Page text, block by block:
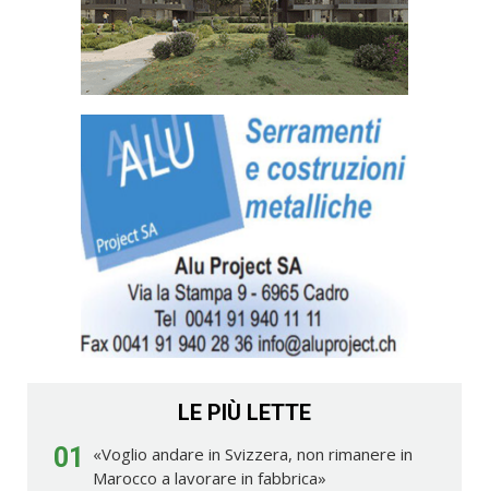
LE PIÙ LETTE
01
«Voglio andare in Svizzera, non rimanere in
Marocco a lavorare in fabbrica»